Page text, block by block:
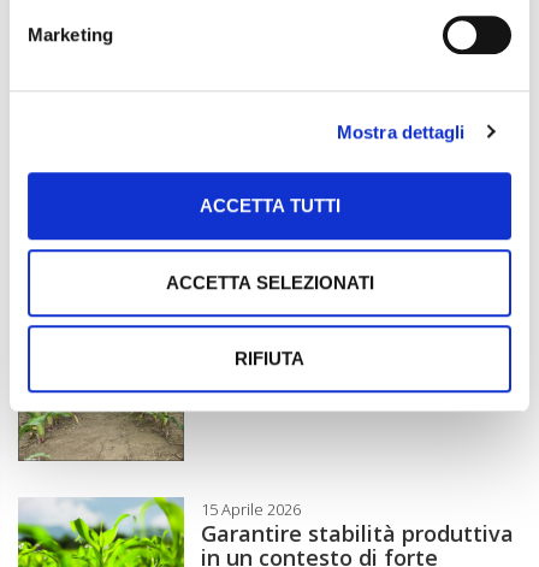
Marketing
Mostra dettagli
ACCETTA TUTTI
ACCETTA SELEZIONATI
RIFIUTA
Webinar on demand - Mais 3
certezze che creano valore
2 Aprile 2026
guarda al futuro
10 Aprile 2026
Post-precoce: Lortama 26, la
nuova strategia vincente
15 Aprile 2026
Garantire stabilità produttiva
in un contesto di forte